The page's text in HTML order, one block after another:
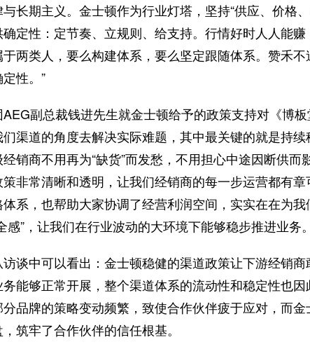
长期主义。金士顿作为行业灯塔，坚持“供应、价格
定性：定节奏、立规则、给支持。行情好时人人能
两类人，要么构建体系，要么坚定跟随体系。赞禾
性。”
副总裁钱进先生就金士顿给予的政策支持对《博
渠道的角度去解决实际难题，其中最关键的就是持
销商不用再为“缺货”而发愁，不用担心中途因断供而
非常清晰和透明，让我们经销商的每一步运营都有
系，也帮助大家协调了经营利润空间，实实在在为
感”，让我们在行业波动的大环境下能够稳步推进业务
访谈中可以看出：金士顿稳健的渠道政策让下游经销
能够正常开展，整个渠道体系的流动性和稳定性也因
品牌的策略变动频繁，致使合作伙伴疲于应对，而
筑牢了合作伙伴的信任根基。